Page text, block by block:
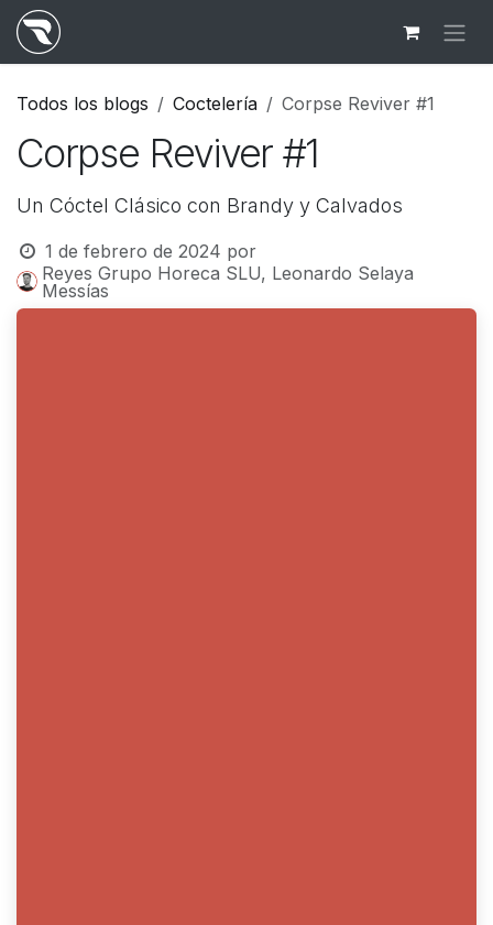
Ir al contenido
Todos los blogs Coctelería Corpse Reviver #1
Corpse Reviver #1
Un Cóctel Clásico con Brandy y Calvados
1 de febrero de 2024 por
Reyes Grupo Horeca SLU, Leonardo Selaya
Messías